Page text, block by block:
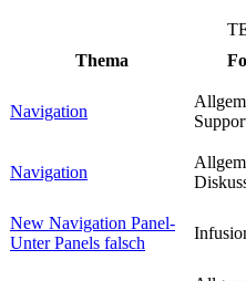
Thema
Navigation
Navigation
New Navigation Panel-
Unter Panels falsch